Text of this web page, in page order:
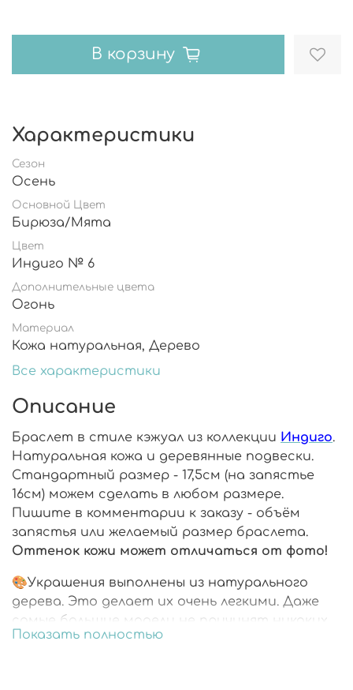
В корзину
Характеристики
Сезон
Осень
Основной Цвет
Бирюза/Мята
Цвет
Индиго № 6
Дополнительные цвета
Огонь
Материал
Кожа натуральная, Дерево
Все характеристики
Описание
Браслет в стиле кэжуал из коллекции Индиго.
Натуральная кожа и деревянные подвески.
Стандартный размер - 17,5см (на запястье
16см) можем сделать в любом размере.
Пишите в комментарии к заказу - объём
запястья или желаемый размер браслета.
Оттенок кожи может отличаться от фото!
🎨Украшения выполнены из натурального
дерева. Это делает их очень легкими. Даже
самые большие модели не причинят никаких
неудобств.
Показать полностью